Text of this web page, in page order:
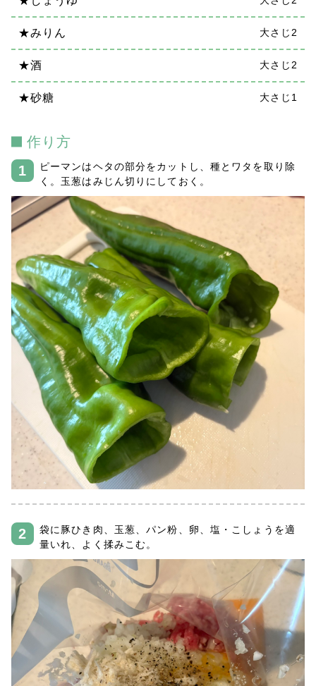
★みりん 大さじ2
★酒 大さじ2
★砂糖 大さじ1
作り方
ピーマンはヘタの部分をカットし、種とワタを取り除
く。玉葱はみじん切りにしておく。
袋に豚ひき肉、玉葱、パン粉、卵、塩・こしょうを適
量いれ、よく揉みこむ。